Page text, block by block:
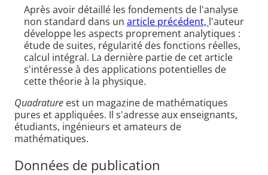
Après avoir détaillé les fondements de l'analyse
non standard dans un article précédent, l'auteur
développe les aspects proprement analytiques :
étude de suites, régularité des fonctions réelles,
calcul intégral. La dernière partie de cet article
s'intéresse à des applications potentielles de
cette théorie à la physique.
Quadrature est un magazine de mathématiques
pures et appliquées. Il s'adresse aux enseignants,
étudiants, ingénieurs et amateurs de
mathématiques.
Données de publication